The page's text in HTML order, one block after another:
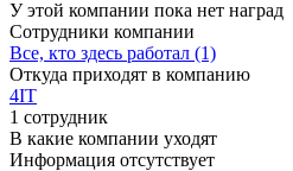
У этой компании пока нет наград
Сотрудники компании
Все, кто здесь работал (1)
Откуда приходят в компанию
4IT
1 сотрудник
В какие компании уходят
Информация отсутствует